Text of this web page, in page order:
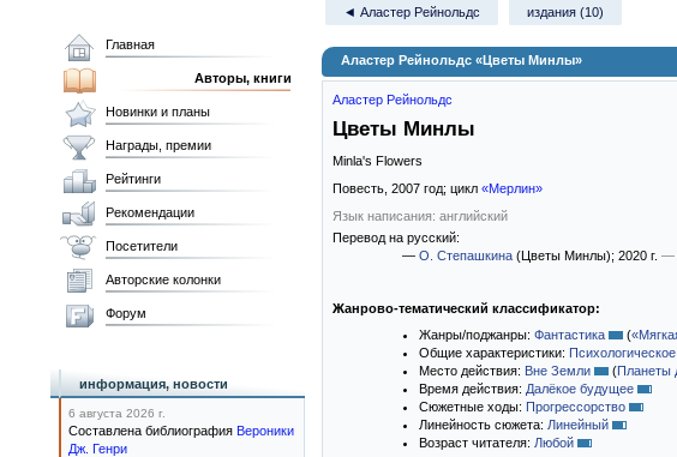
◄ Аластер Рейнольдс издания (10)
Аластер Рейнольдс «Цветы Минлы»
Аластер Рейнольдс
Цветы Минлы
Minla's Flowers
Повесть, 2007 год; цикл «Мерлин»
Язык написания: английский
Перевод на русский:
— О. Степашкина (Цветы Минлы); 2020 г. —
Жанрово-тематический классификатор:
Жанры/поджанры: Фантастика (
Общие характеристики: Психологическое
Место действия: Вне Земли (Планеты
Время действия: Далёкое будущее
Сюжетные ходы: Прогрессорство
Линейность сюжета: Линейный
Возраст читателя: Любой
Главная
Авторы, книги
Новинки и планы
Награды, премии
Рейтинги
Рекомендации
Посетители
Авторские колонки
Форум
информация, новости
6 августа 2026 г.
Составлена библиография Вероники
Дж. Генри